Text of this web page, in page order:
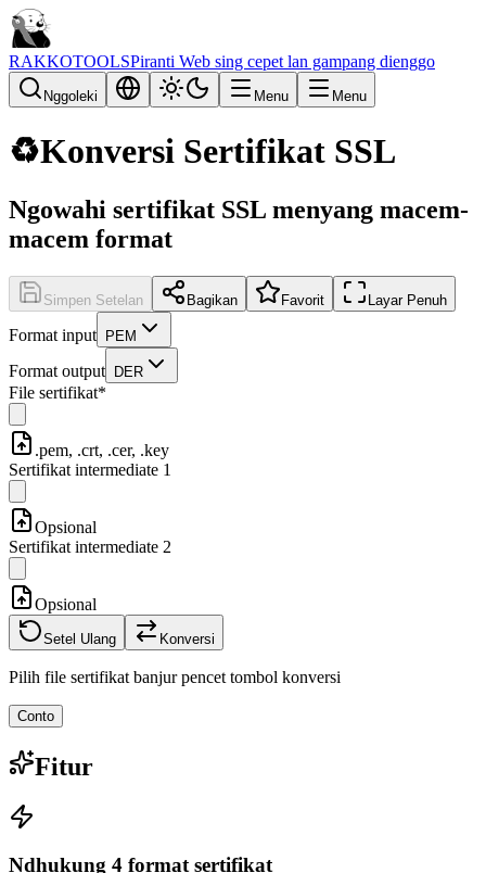
RAKKOTOOLSPiranti Web sing cepet lan gampang dienggo
Nggoleki Menu Menu
♻️Konversi Sertifikat SSL
Ngowahi sertifikat SSL menyang macem-
macem format
Simpen Setelan Bagikan Favorit Layar Penuh
Format input PEM
Format output DER
File sertifikat*
.pem, .crt, .cer, .key
Sertifikat intermediate 1
Opsional
Sertifikat intermediate 2
Opsional
Setel Ulang Konversi
Pilih file sertifikat banjur pencet tombol konversi
Conto
Fitur
Ndhukung 4 format sertifikat